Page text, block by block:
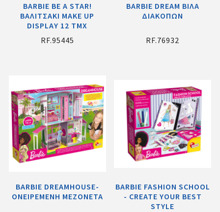
BARBIE BE A STAR!
ΒΑΛΙΤΣΑΚΙ MAKE UP
DISPLAY 12 ΤΜΧ
RF.95445
BARBIE DREAM ΒΙΛΑ
ΔΙΑΚΟΠΩΝ
RF.76932
BARBIE DREAMHOUSE-
ΟΝΕΙΡΕΜΕΝΗ ΜΕΖΟΝΕΤΑ
BARBIE FASHION SCHOOL
- CREATE YOUR BEST
STYLE